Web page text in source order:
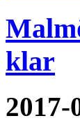
klar
2017-